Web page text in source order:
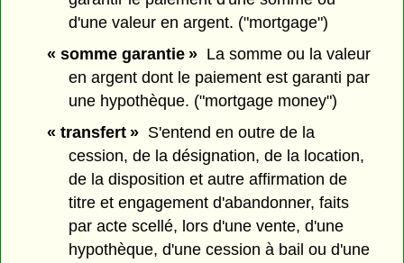
d'une valeur en argent. ("mortgage")
« somme garantie »La somme ou la valeur
en argent dont le paiement est garanti par
une hypothèque. ("mortgage money")
« transfert »S'entend en outre de la
cession, de la désignation, de la location,
de la disposition et autre affirmation de
titre et engagement d'abandonner, faits
par acte scellé, lors d'une vente, d'une
hypothèque, d'une cession à bail ou d'une